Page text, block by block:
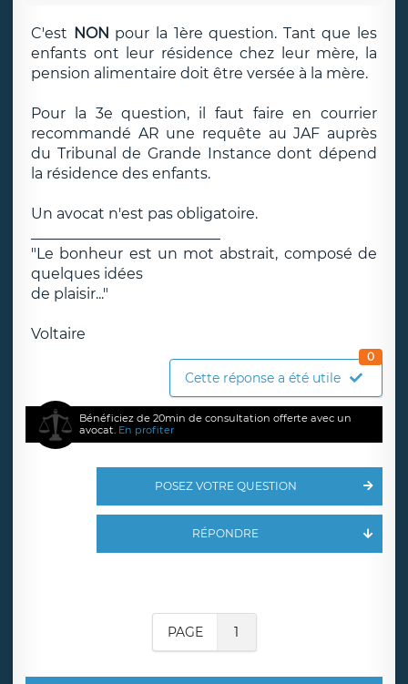
C'est NON pour la 1ère question. Tant que les
enfants ont leur résidence chez leur mère, la
pension alimentaire doit être versée à la mère.
Pour la 3e question, il faut faire en courrier
recommandé AR une requête au JAF auprès
du Tribunal de Grande Instance dont dépend
la résidence des enfants.
Un avocat n'est pas obligatoire.
"Le bonheur est un mot abstrait, composé de
quelques idées
de plaisir..."
Voltaire
Cette réponse a été utile
0
Bénéficiez de 20min de consultation offerte avec un
avocat. En profiter
POSEZ VOTRE QUESTION
RÉPONDRE
PAGE 1